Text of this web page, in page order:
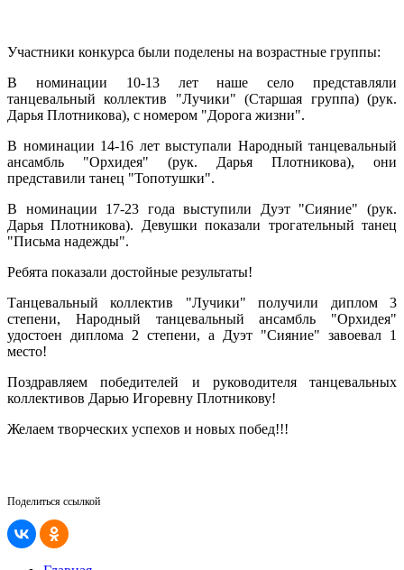
Участники конкурса были поделены на возрастные группы:
В номинации 10-13 лет наше село представляли
танцевальный коллектив "Лучики" (Старшая группа) (рук.
Дарья Плотникова), с номером "Дорога жизни".
В номинации 14-16 лет выступали Народный танцевальный
ансамбль "Орхидея" (рук. Дарья Плотникова), они
представили танец "Топотушки".
В номинации 17-23 года выступили Дуэт "Сияние" (рук.
Дарья Плотникова). Девушки показали трогательный танец
"Письма надежды".
Ребята показали достойные результаты!
Танцевальный коллектив "Лучики" получили диплом 3
степени, Народный танцевальный ансамбль "Орхидея"
удостоен диплома 2 степени, а Дуэт "Сияние" завоевал 1
место!
Поздравляем победителей и руководителя танцевальных
коллективов Дарью Игоревну Плотникову!
Желаем творческих успехов и новых побед!!!
Поделиться ссылкой